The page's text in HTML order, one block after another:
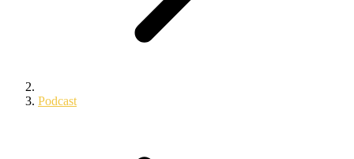
Podcast